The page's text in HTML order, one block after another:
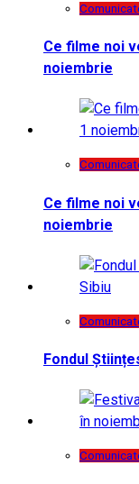
Ce filme noi
noiembrie
Ce filme noi
noiembrie
Fondul